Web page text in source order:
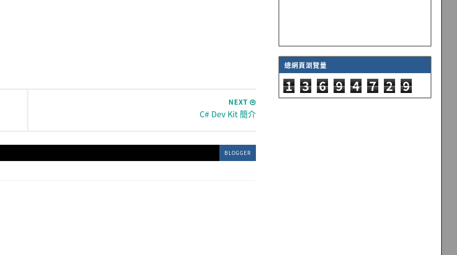
NEXT
C# Dev Kit 簡介
BLOGGER
總網頁瀏覽量
1 3 6 9 4 7 2 9